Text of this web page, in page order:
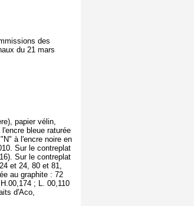
des
du 21 mars
papier vélin,
bleue raturée
à l'encre noire en
Sur le contreplat
Sur le contreplat
et 24, 80 et 81,
au graphite : 72
; L. 00,110
d'Aco,